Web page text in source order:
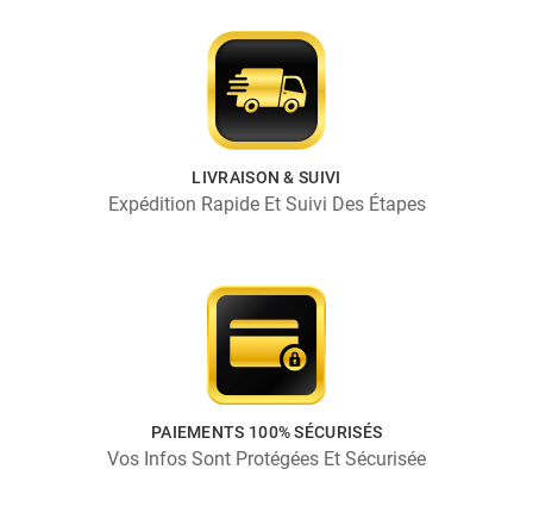
LIVRAISON & SUIVI
Expédition Rapide Et Suivi Des Étapes
PAIEMENTS 100% SÉCURISÉS
Vos Infos Sont Protégées Et Sécurisée